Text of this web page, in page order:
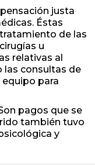
justa
Éstas
de las
u
relativas al
las consultas de
para
pagos que se
también tuvo
y